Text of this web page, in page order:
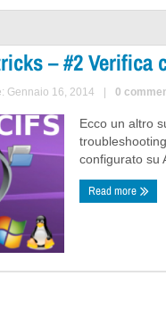
– #2 Verifica
Gennaio 16, 2014 0
Ecco un altro
configurato su
Read more